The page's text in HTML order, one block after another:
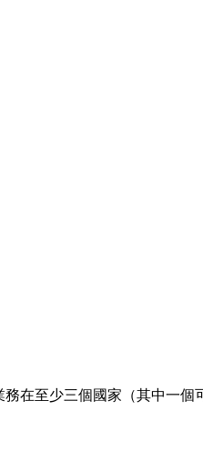
在至少三個國家（其中一